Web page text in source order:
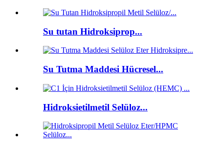
Su tutan Hidroksiprop...
Su Tutma Maddesi Hücresel...
Hidroksietilmetil Selüloz...